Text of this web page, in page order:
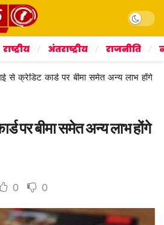
Dark
राष्ट्रीय अंतराष्ट्रीय राजनीति
से क्रेडिट कार्ड पर बीमा समेत अन्य लाभ होंगे बंद
पर बीमा समेत अन्य लाभ होंगे
0 0